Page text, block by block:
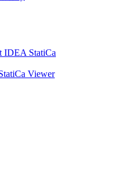
IDEA StatiCa
Viewer